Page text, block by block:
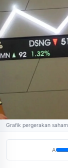
Grafik pergerakan
A